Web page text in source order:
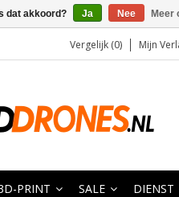
Vergelijk (0) Mijn
PRINT SALE DIENST
dat akkoord? Ja Nee Meer